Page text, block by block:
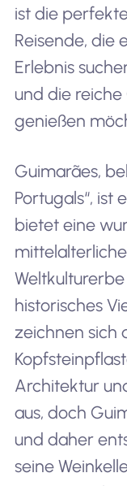
ist die
Reisende, die
Erlebnis
und die
genießen
Guimarães,
Portugals“, ist
bietet eine
historisches
zeichnen sich
Architektur
aus, doch
und daher
seine